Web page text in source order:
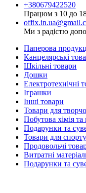
+380679422520
Працюм з 10 до
Ми з радістю
Паперова
Канцелярські
Шкільні товари
Дошки
Електротехнічні
Іграшки
Інші товари
Товари для
Побутова хімія та
Подарунки та
Товари для
Продовольчі
Витратні
Подарунки та